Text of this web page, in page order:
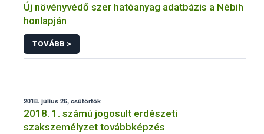
Új növényvédő szer hatóanyag adatbázis a Nébih
honlapján
TOVÁBB >
2018. július 26, csütörtök
2018. 1. számú jogosult erdészeti
szakszemélyzet továbbképzés